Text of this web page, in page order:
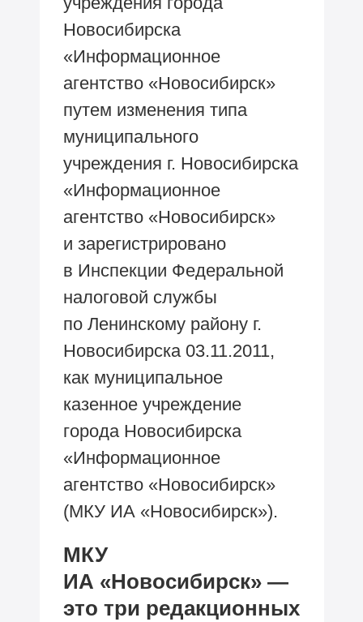
Новосибирска
«Информационное
агентство «Новосибирск»
путем изменения типа
муниципального
учреждения г. Новосибирска
«Информационное
агентство «Новосибирск»
и зарегистрировано
в Инспекции Федеральной
налоговой службы
по Ленинскому району г.
Новосибирска 03.11.2011,
как муниципальное
казенное учреждение
города Новосибирска
«Информационное
агентство «Новосибирск»
(МКУ ИА «Новосибирск»).
МКУ
ИА «Новосибирск» —
это три редакционных